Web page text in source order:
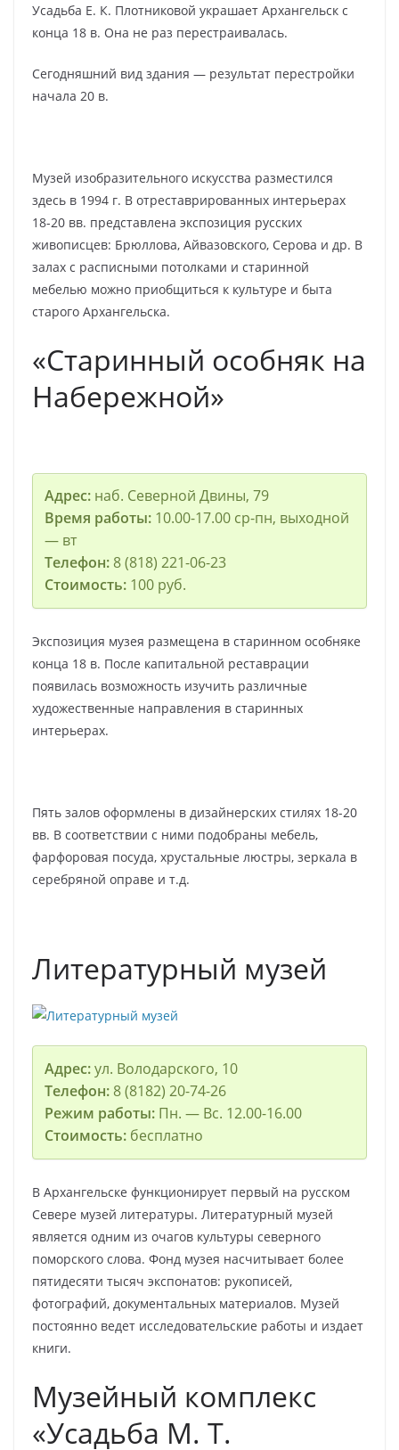
Усадьба Е. К. Плотниковой украшает Архангельск с
конца 18 в. Она не раз перестраивалась.
Сегодняшний вид здания — результат перестройки
начала 20 в.
Музей изобразительного искусства разместился
здесь в 1994 г. В отреставрированных интерьерах
18-20 вв. представлена экспозиция русских
живописцев: Брюллова, Айвазовского, Серова и др. В
залах с расписными потолками и старинной
мебелью можно приобщиться к культуре и быта
старого Архангельска.
«Старинный особняк на
Набережной»
Адрес:наб. Северной Двины, 79
Время работы:10.00-17.00 ср-пн, выходной
— вт
Телефон:8 (818) 221-06-23
Стоимость:100 руб.
Экспозиция музея размещена в старинном особняке
конца 18 в. После капитальной реставрации
появилась возможность изучить различные
художественные направления в старинных
интерьерах.
Пять залов оформлены в дизайнерских стилях 18-20
вв. В соответствии с ними подобраны мебель,
фарфоровая посуда, хрустальные люстры, зеркала в
серебряной оправе и т.д.
Литературный музей
Адрес:ул. Володарского, 10
Телефон:8 (8182) 20-74-26
Режим работы:Пн. — Вс. 12.00-16.00
Стоимость:бесплатно
В Архангельске функционирует первый на русском
Севере музей литературы. Литературный музей
является одним из очагов культуры северного
поморского слова. Фонд музея насчитывает более
пятидесяти тысяч экспонатов: рукописей,
фотографий, документальных материалов. Музей
постоянно ведет исследовательские работы и издает
книги.
Музейный комплекс
«Усадьба М. Т.